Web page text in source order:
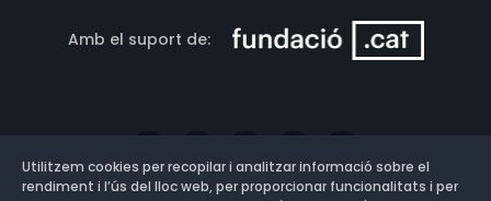
Amb el suport de:
Utilitzem cookies per recopilar i analitzar informació sobre el
rendiment i l’ús del lloc web, per proporcionar funcionalitats i per